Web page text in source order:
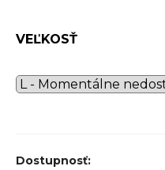
VEĽKOSŤ
O
o